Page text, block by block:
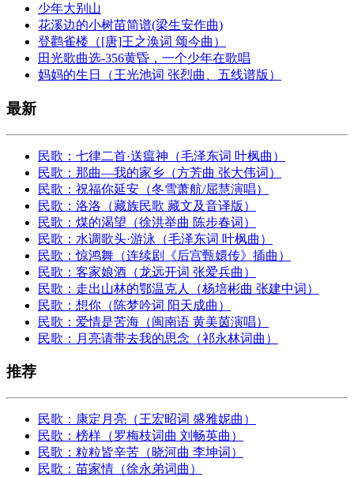
少年大别山
花溪边的小树苗简谱(梁生安作曲)
登鹳雀楼（[唐]王之涣词 颂今曲）
田光歌曲选-356黄昏，一个少年在歌唱
妈妈的生日（王光池词 张烈曲、五线谱版）
最新
民歌：七律二首·送瘟神（毛泽东词 叶枫曲）
民歌：那曲—我的家乡（方芳曲 张大伟词）
民歌：祝福你延安（冬雪萧航/屈慧演唱）
民歌：洛洛（藏族民歌 藏文及音译版）
民歌：煤的渴望（徐洪举曲 陈步春词）
民歌：水调歌头·游泳（毛泽东词 叶枫曲）
民歌：惊鸿舞（连续剧《后宫甄嬛传》插曲）
民歌：客家娘酒（龙远开词 张爱兵曲）
民歌：走出山林的鄂温克人（杨培彬曲 张建中词）
民歌：想你（陈梦吟词 阳天成曲）
民歌：爱情是苦海（闽南语 黄美茵演唱）
民歌：月亮请带去我的思念（祁永林词曲）
推荐
民歌：康定月亮（王宏昭词 盛雅妮曲）
民歌：榜样（罗梅枝词曲 刘畅英曲）
民歌：粒粒皆辛苦（晓河曲 李坤词）
民歌：苗家情（徐永弟词曲）